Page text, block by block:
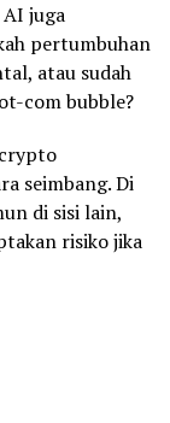
juga
pertumbuhan
atau sudah
com bubble?
seimbang. Di
di sisi lain,
risiko jika